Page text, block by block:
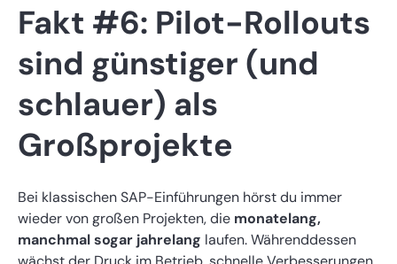
Fakt #6: Pilot-Rollouts
sind günstiger (und
schlauer) als
Großprojekte
Bei klassischen SAP-Einführungen hörst du immer
wieder von großen Projekten, die monatelang,
manchmal sogar jahrelang laufen. Währenddessen